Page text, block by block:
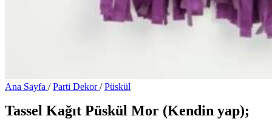
Ana Sayfa / Parti Dekor/ Püskül
Tassel Kağıt Püskül Mor (Kendin yap);